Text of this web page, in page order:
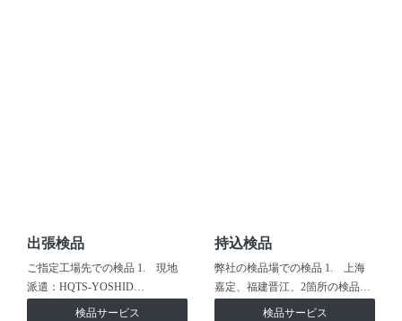
出張検品
ご指定工場先での検品 1. 現地
派遣：HQTS-YOSHID…
検品サービス
持込検品
弊社の検品場での検品 1. 上海
嘉定、福建晋江、2箇所の検品…
検品サービス